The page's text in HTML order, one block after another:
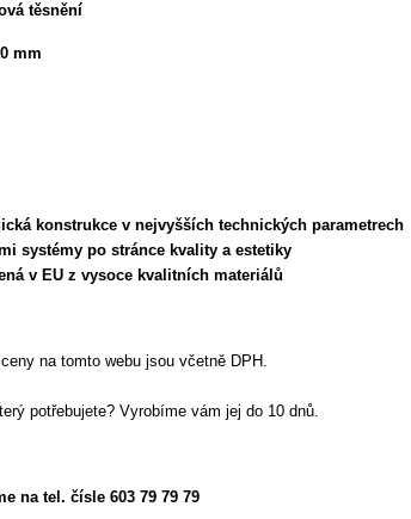
těsnění
mm
konstrukce v nejvyšších technických parametrech
systémy po stránce kvality a estetiky
v EU z vysoce kvalitních materiálů
na tomto webu jsou včetně DPH.
potřebujete? Vyrobíme vám jej do 10 dnů.
na tel. čísle 603 79 79 79